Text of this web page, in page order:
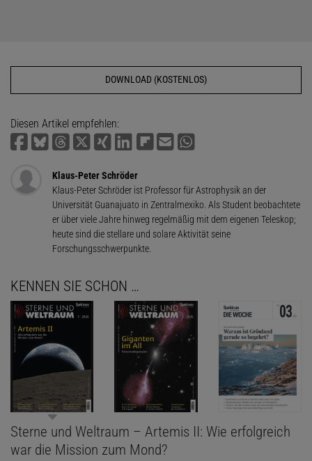
DOWNLOAD (KOSTENLOS)
Diesen Artikel empfehlen:
Klaus-Peter Schröder
Klaus-Peter Schröder ist Professor für Astrophysik an der
Universität Guanajuato in Zentralmexiko. Als Student beobachtete
er über viele Jahre hinweg regelmäßig mit dem eigenen Teleskop;
heute sind die stellare und solare Aktivität seine
Forschungsschwerpunkte.
KENNEN SIE SCHON …
Sterne und Weltraum – Artemis II: Wie erfolgreich
war die Mission zum Mond?